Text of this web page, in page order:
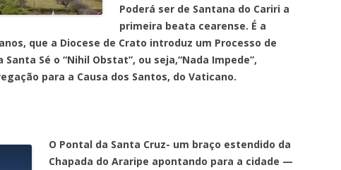
Poderá ser de Santana do Cariri a
primeira beata cearense. É a
que a Diocese de Crato introduz um Processo de
Sé o “Nihil Obstat”, ou seja,“Nada Impede”,
para a Causa dos Santos, do Vaticano.
O Pontal da Santa Cruz- um braço estendido da
Chapada do Araripe apontando para a cidade —